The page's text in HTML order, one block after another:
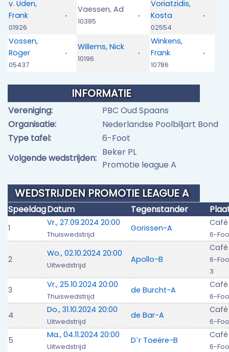
v. Uden,
Frank
01926
Vaessen, Ad
10385
Voriatzidis,
Kosta
02554
Vossen,
Roger
05437
Willems, Nick
10196
Winkens,
Frank
10786
INFORMATIE
Vereniging:
PBC Oud Spaans
Organisatie:
Nederlandse Poolbiljart Bond
Type tafel:
6-Foot
Volgende wedstrijden:
Beker PL
Promotie league A
WEDSTRIJDEN PROMOTIE LEAGUE A
SpeeldagDatum Tegenstander
1
Vr., 27.09.2024 20:00
Thuiswedstrijd
Gorissen-A
6-
2
Wo., 02.10.2024 20:00
Uitwedstrijd
Apollo-B
6-
3
3
Vr., 25.10.2024 20:00
Thuiswedstrijd
de Burcht-A
6-
4
Do., 31.10.2024 20:00
Uitwedstrijd
de Bar-A
6-
5
Ma., 04.11.2024 20:00
Uitwedstrijd
D`r Toeëre-B
6-